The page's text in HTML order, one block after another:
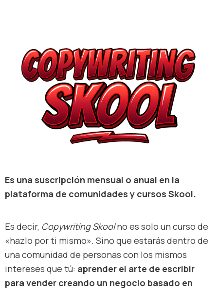
Es una suscripción mensual o anual en la
plataforma de comunidades y cursos Skool.
Es decir, Copywriting Skoolno es solo un curso de
«hazlo por ti mismo». Sino que estarás dentro de
una comunidad de personas con los mismos
intereses que tú: aprender el arte de escribir
para vender creando un negocio basado en